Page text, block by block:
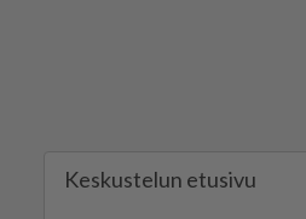
Keskustelun etusivu